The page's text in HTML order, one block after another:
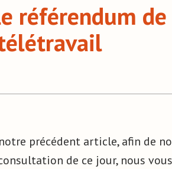
référendum de
précédent article, afin de
de ce jour, nous